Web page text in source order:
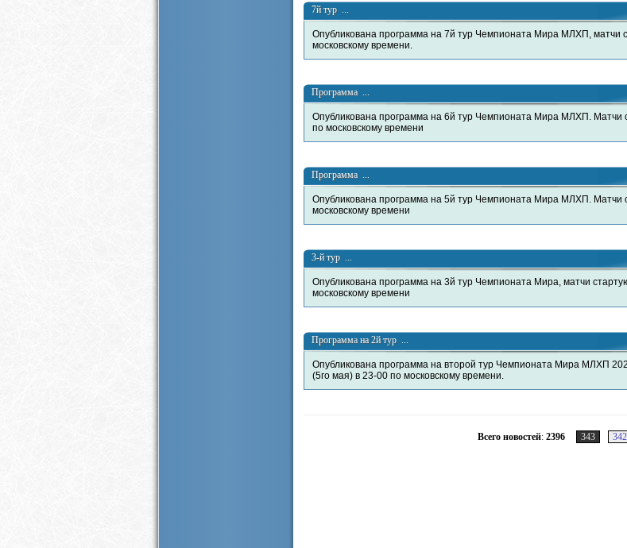
7й тур ...
Опубликована программа на 7й тур Чемпионата Мира МЛХП, матчи
московскому времени.
Программа ...
Опубликована программа на 6й тур Чемпионата Мира МЛХП. Матчи
по московскому времени
Программа ...
Опубликована программа на 5й тур Чемпионата Мира МЛХП. Матчи
московскому времени
3-й тур ...
Опубликована программа на 3й тур Чемпионата Мира, матчи
московскому времени
Программа на 2й тур ...
Опубликована программа на второй тур Чемпионата Мира МЛХП
(5го мая) в 23-00 по московскому времени.
Всего новостей: 2396 343 342